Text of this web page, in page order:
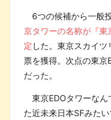
6つの候補から一般
京タワーの名称が『
定 した。東京スカイ
票を獲得。次点の東京
だった。
東京EDOタワーなん
た近未来日本SFみた